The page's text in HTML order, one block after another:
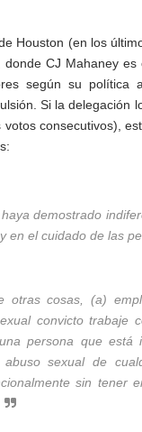
Houston (en los
donde CJ Mahaney
según su política
Si la delegación
consecutivos),
demostrado
en el cuidado de las
otras cosas, (a)
convicto trabaje
persona que está
sexual de
sin tener